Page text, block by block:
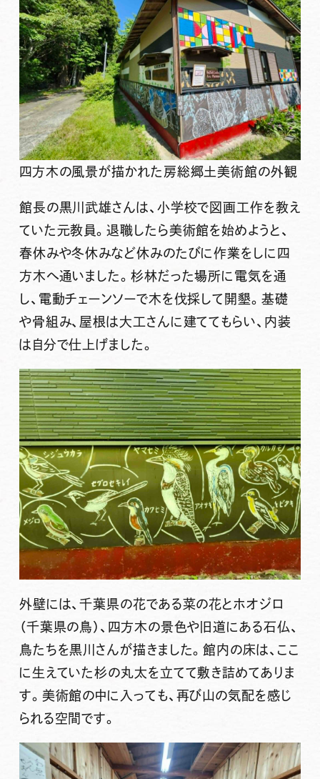
四方木の風景が描かれた房総郷土美術館の外観
館長の黒川武雄さんは、小学校で図画工作を教え
ていた元教員。退職したら美術館を始めようと、
春休みや冬休みなど休みのたびに作業をしに四
方木へ通いました。杉林だった場所に電気を通
し、電動チェーンソーで木を伐採して開墾。基礎
や骨組み、屋根は大工さんに建ててもらい、内装
は自分で仕上げました。
外壁には、千葉県の花である菜の花とホオジロ
（千葉県の鳥）、四方木の景色や旧道にある石仏、
鳥たちを黒川さんが描きました。館内の床は、ここ
に生えていた杉の丸太を立てて敷き詰めてありま
す。美術館の中に入っても、再び山の気配を感じ
られる空間です。